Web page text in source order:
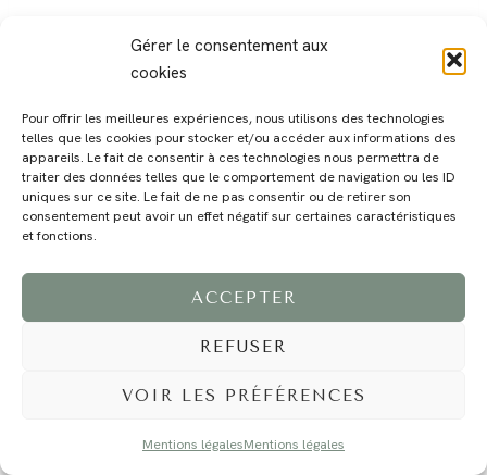
Gérer le consentement aux
cookies
Pour offrir les meilleures expériences, nous utilisons des technologies
telles que les cookies pour stocker et/ou accéder aux informations des
appareils. Le fait de consentir à ces technologies nous permettra de
traiter des données telles que le comportement de navigation ou les ID
uniques sur ce site. Le fait de ne pas consentir ou de retirer son
consentement peut avoir un effet négatif sur certaines caractéristiques
et fonctions.
ACCEPTER
REFUSER
VOIR LES PRÉFÉRENCES
Mentions légalesMentions légales
MAGALI PRESTATIONS YOGA VOYAGE BLOG CONTACT
©2024 EI Magali Selvi - Photographe Famille et Mariage - Nice - Côte d'Azur -